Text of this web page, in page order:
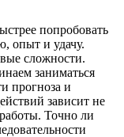
попробовать
опыт и удачу.
сложности.
заниматься
прогноза и
зависит не
Точно ли